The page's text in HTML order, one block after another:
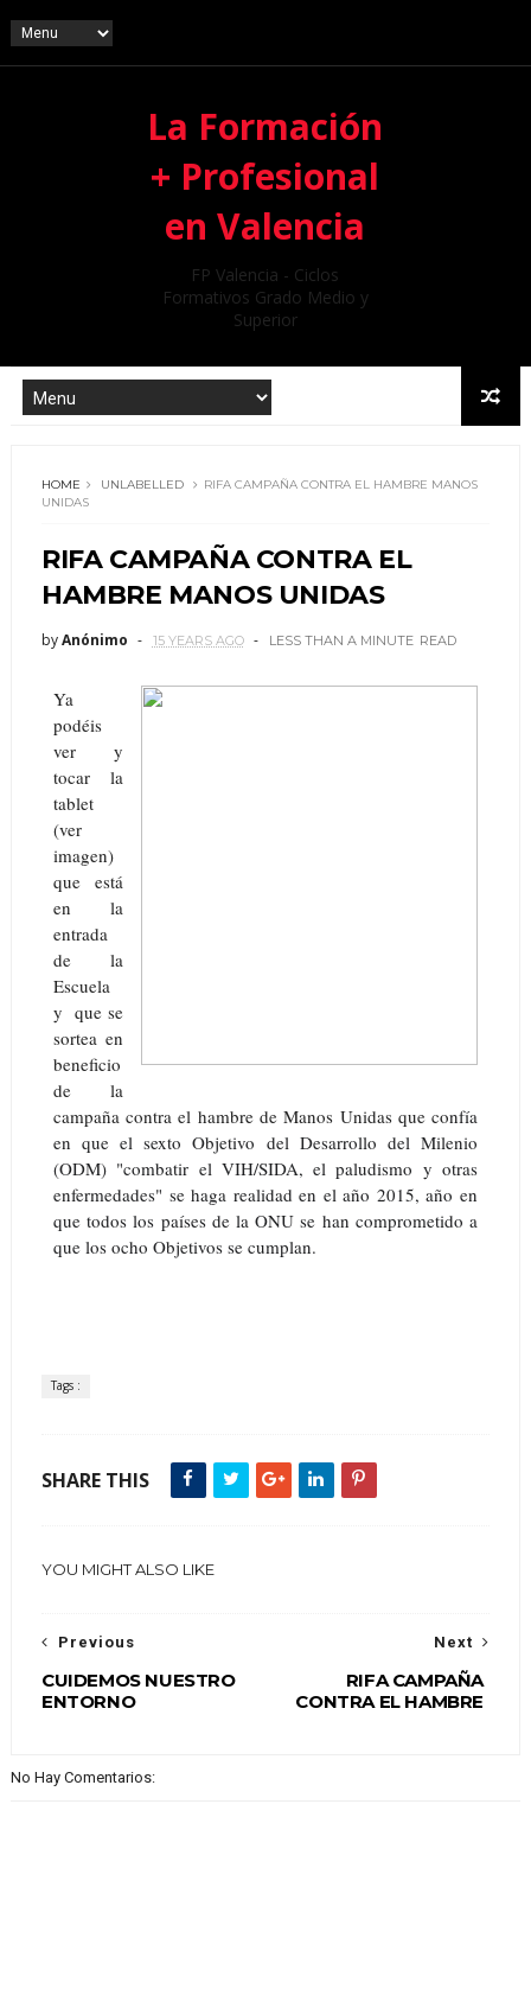
La Formación
+ Profesional
en Valencia
FP Valencia - Ciclos
Formativos Grado Medio y
Superior
HOME UNLABELLED
RIFA CAMPAÑA CONTRA EL HAMBRE MANOS
UNIDAS
RIFA CAMPAÑA CONTRA EL
HAMBRE MANOS UNIDAS
byAnónimo 15 YEARS AGO LESS THAN A MINUTE READ
Ya
podéis
ver y
tocar la
tablet
(ver
imagen)
que está
en la
entrada
de la
Escuela
y que se
sortea en
beneficio
de la
campaña contra el hambre de Manos Unidas que confía
en que el sexto Objetivo del Desarrollo del Milenio
(ODM) "combatir el VIH/SIDA, el paludismo y otras
enfermedades" se haga realidad en el año 2015, año en
que todos los países de la ONU se han comprometido a
que los ocho Objetivos se cumplan.
Tags :
SHARE THIS
YOU MIGHT ALSO LIKE
Next
RIFA CAMPAÑA
CONTRA EL HAMBRE
Previous
CUIDEMOS NUESTRO
ENTORNO
No Hay Comentarios: